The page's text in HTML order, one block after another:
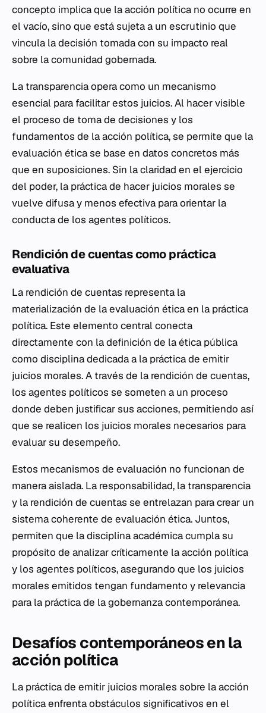
concepto implica que la acción política no ocurre en
el vacío, sino que está sujeta a un escrutinio que
vincula la decisión tomada con su impacto real
sobre la comunidad gobernada.
La transparencia opera como un mecanismo
esencial para facilitar estos juicios. Al hacer visible
el proceso de toma de decisiones y los
fundamentos de la acción política, se permite que la
evaluación ética se base en datos concretos más
que en suposiciones. Sin la claridad en el ejercicio
del poder, la práctica de hacer juicios morales se
vuelve difusa y menos efectiva para orientar la
conducta de los agentes políticos.
Rendición de cuentas como práctica
evaluativa
La rendición de cuentas representa la
materialización de la evaluación ética en la práctica
política. Este elemento central conecta
directamente con la definición de la ética pública
como disciplina dedicada a la práctica de emitir
juicios morales. A través de la rendición de cuentas,
los agentes políticos se someten a un proceso
donde deben justificar sus acciones, permitiendo así
que se realicen los juicios morales necesarios para
evaluar su desempeño.
Estos mecanismos de evaluación no funcionan de
manera aislada. La responsabilidad, la transparencia
y la rendición de cuentas se entrelazan para crear un
sistema coherente de evaluación ética. Juntos,
permiten que la disciplina académica cumpla su
propósito de analizar críticamente la acción política
y los agentes políticos, asegurando que los juicios
morales emitidos tengan fundamento y relevancia
para la práctica de la gobernanza contemporánea.
Desafíos contemporáneos en la
acción política
La práctica de emitir juicios morales sobre la acción
política enfrenta obstáculos significativos en el